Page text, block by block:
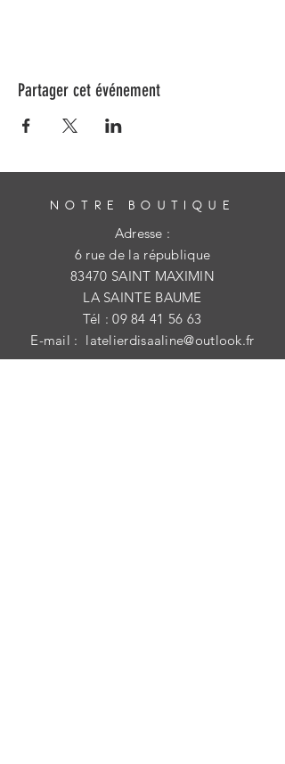
Partager cet événement
NOTRE BOUTIQUE
Adresse :
6 rue de la république
83470 SAINT MAXIMIN
LA SAINTE BAUME
Tél :09 84 41 56 63
E-mail : latelierdisaaline@outlook.fr